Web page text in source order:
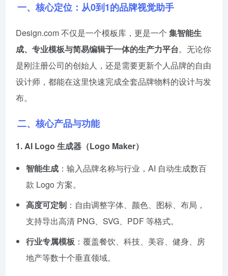
一、核心定位：从0到1的品牌视觉助手
Design.com 不仅是一个模板库，更是一个 集智能生
成、专业模板与简易编辑于一体的生产力平台。无论你
是刚注册公司的创始人，还是需要更新个人品牌的自由
设计师，都能在这里快速完成全套品牌物料的设计与发
布。
二、核心产品与功能
1.AI Logo 生成器 （Logo Maker）
智能生成 ：输入品牌名称与行业，AI 自动生成数百
款 Logo 方案。
高度可定制 ：自由调整字体、颜色、图标、布局，
支持导出高清 PNG、SVG、PDF 等格式。
行业专属模板 ：覆盖餐饮、科技、美容、健身、房
地产等数十个垂直领域。